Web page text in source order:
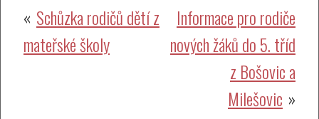
Navigace
pro
Schůzka rodičů dětí z
mateřské školy
Informace pro rodiče
nových žáků do 5. tříd
z Bošovic a
Milešovic